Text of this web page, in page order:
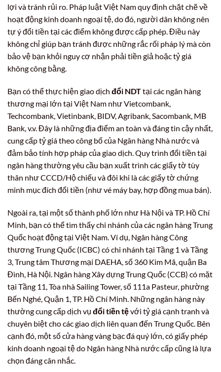
lợi và tránh rủi ro. Pháp luật Việt Nam quy định chặt chẽ về
hoạt động kinh doanh ngoại tệ, do đó, người dân không nên
tự ý đổi tiền tại các điểm không được cấp phép. Điều này
không chỉ giúp bạn tránh được những rắc rối pháp lý mà còn
bảo vệ bạn khỏi nguy cơ nhận phải tiền giả hoặc tỷ giá
không công bằng.
Bạn có thể thực hiện giao dịch đổi NDTtại các ngân hàng
thương mại lớn tại Việt Nam như Vietcombank,
Techcombank, Vietinbank, BIDV, Agribank, Sacombank, MB
Bank, v.v. Đây là những địa điểm an toàn và đáng tin cậy nhất,
cung cấp tỷ giá theo công bố của Ngân hàng Nhà nước và
đảm bảo tính hợp pháp của giao dịch. Quy trình đổi tiền tại
ngân hàng thường yêu cầu bạn xuất trình các giấy tờ tùy
thân như CCCD/Hộ chiếu và đôi khi là các giấy tờ chứng
minh mục đích đổi tiền (như vé máy bay, hợp đồng mua bán).
Ngoài ra, tại một số thành phố lớn như Hà Nội và TP. Hồ Chí
Minh, bạn có thể tìm thấy chi nhánh của các ngân hàng Trung
Quốc hoạt động tại Việt Nam. Ví dụ, Ngân hàng Công
thương Trung Quốc (ICBC) có chi nhánh tại Tầng 1 và Tầng
3, Trung tâm Thương mại DAEHA, số 360 Kim Mã, quận Ba
Đình, Hà Nội. Ngân hàng Xây dựng Trung Quốc (CCB) có mặt
tại Tầng 11, Tòa nhà Sailing Tower, số 111a Pasteur, phường
Bến Nghé, Quận 1, TP. Hồ Chí Minh. Những ngân hàng này
thường cung cấp dịch vụ đổi tiền tệvới tỷ giá cạnh tranh và
chuyên biệt cho các giao dịch liên quan đến Trung Quốc. Bên
cạnh đó, một số cửa hàng vàng bạc đá quý lớn, có giấy phép
kinh doanh ngoại tệ do Ngân hàng Nhà nước cấp cũng là lựa
chọn đáng cân nhắc.